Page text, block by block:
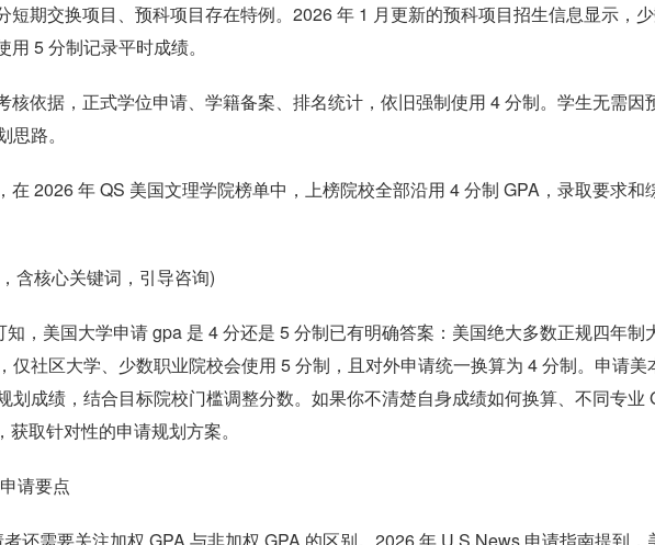
短期交换项目、预科项目存在特例。2026 年 1 月更新的预科项目招生信息显示，
5 分制记录平时成绩。
核依据，正式学位申请、学籍备案、排名统计，依旧强制使用 4 分制。学生无需因
路。
在 2026 年 QS 美国文理学院榜单中，上榜院校全部沿用 4 分制 GPA，录取要求和
含核心关键词，引导咨询)
，美国大学申请 gpa 是 4 分还是 5 分制已有明确答案：美国绝大多数正规四年制
仅社区大学、少数职业院校会使用 5 分制，且对外申请统一换算为 4 分制。申请美
划成绩，结合目标院校门槛调整分数。如果你不清楚自身成绩如何换算、不同专业
取针对性的申请规划方案。
请要点